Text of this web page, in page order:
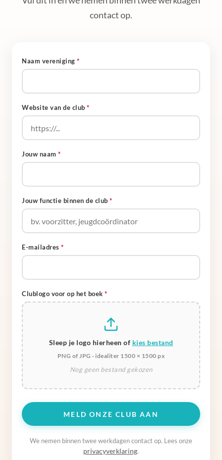
contact op.
Naam vereniging *
Website van de club *
Jouw naam *
Jouw functie binnen de club *
E-mailadres *
Clublogo voor op het boek *
Sleep je logo hierheen of kies bestand
PNG of JPG · idealiter 1500 × 1500 px
MELD ONZE CLUB AAN
We nemen binnen twee werkdagen contact op. Lees onze
privacyverklaring.